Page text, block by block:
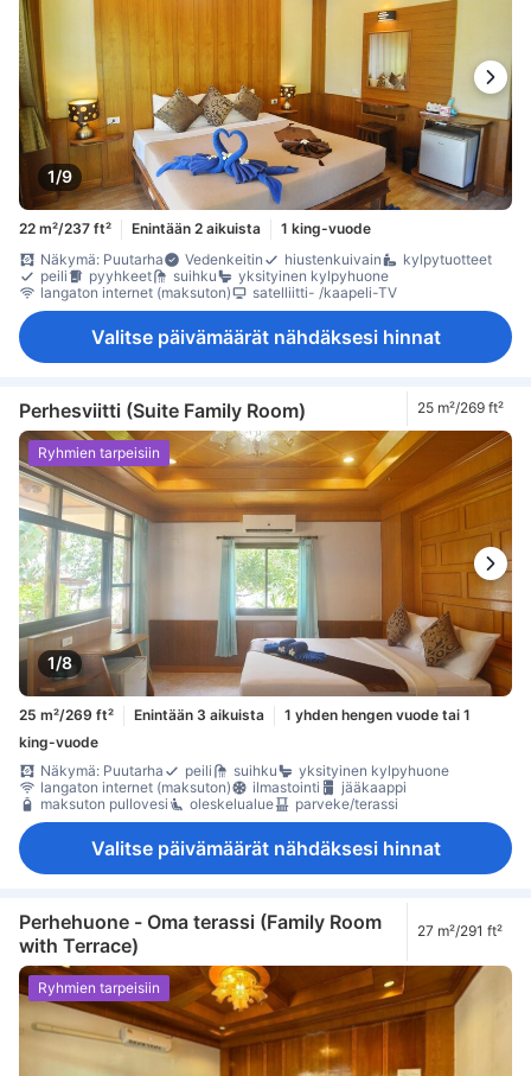
1/9
22 m²/237 ft² Enintään 2 aikuista
1 king-vuode
Näkymä: Puutarha
Vedenkeitin hiustenkuivain
kylpytuotteet
peili
pyyhkeet suihku
yksityinen kylpyhuone
langaton internet (maksuton)
satelliitti- /kaapeli-TV
Valitse päivämäärät nähdäksesi hinnat
Perhesviitti (Suite Family Room) 25 m²/269 ft²
1/8
Ryhmien tarpeisiin
25 m²/269 ft² Enintään 3 aikuista
1 yhden hengen vuode tai 1
king-vuode
Näkymä: Puutarha
peili suihku
yksityinen kylpyhuone
langaton internet (maksuton)
ilmastointi
jääkaappi
maksuton pullovesi
oleskelualue parveke/terassi
Valitse päivämäärät nähdäksesi hinnat
Perhehuone - Oma terassi (Family Room
with Terrace)
27 m²/291 ft²
Ryhmien tarpeisiin